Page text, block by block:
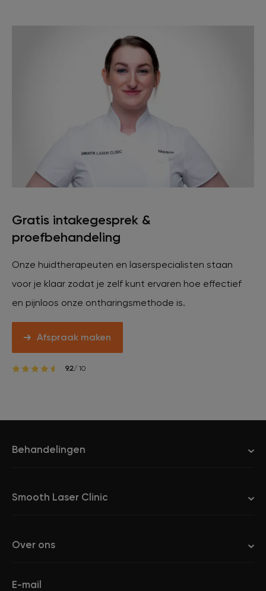
Gratis intakegesprek &
proefbehandeling
Onze huidtherapeuten en laserspecialisten staan
voor je klaar zodat je zelf kunt ervaren hoe effectief
en pijnloos onze ontharingsmethode is.
Afspraak maken
9.2/ 10
Behandelingen
Smooth Laser Clinic
Over ons
E-mail